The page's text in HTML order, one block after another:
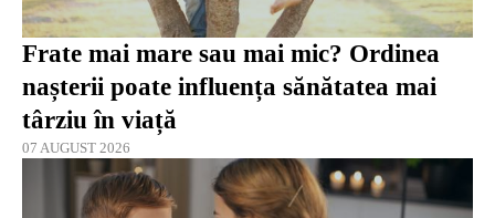
Frate mai mare sau mai mic? Ordinea
nașterii poate influența sănătatea mai
târziu în viață
07 AUGUST 2026